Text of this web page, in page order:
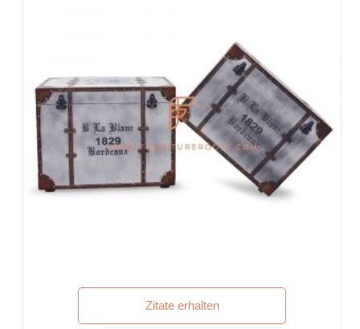
Veranstaltungen & Bankette
Schlüsselfertige Projekte, Vertragsmöbel,
Wohnungsbaugesellschaften
Möbel für Architekten und Innenarchitekten
Möbel-Importeure und -Exporte
Indische Möbel-Exportmuster
Möbelgeschäfte & Einzelhandelsketten
Ko-Lebensräume, Herbergen
Executive Residences, Corporate Housing, Managed
Zitate erhalten